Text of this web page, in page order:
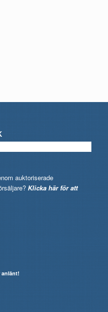
auktoriserade
Klicka här för att
anlänt!